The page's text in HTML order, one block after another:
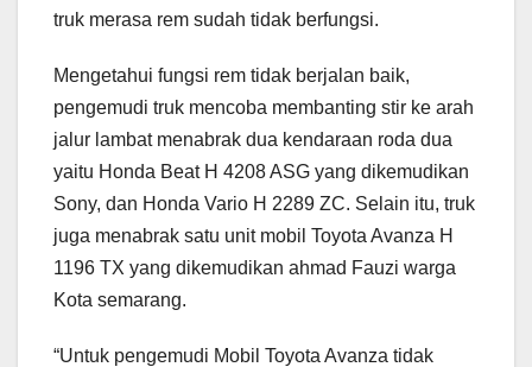
truk merasa rem sudah tidak berfungsi.
Mengetahui fungsi rem tidak berjalan baik,
pengemudi truk mencoba membanting stir ke arah
jalur lambat menabrak dua kendaraan roda dua
yaitu Honda Beat H 4208 ASG yang dikemudikan
Sony, dan Honda Vario H 2289 ZC. Selain itu, truk
juga menabrak satu unit mobil Toyota Avanza H
1196 TX yang dikemudikan ahmad Fauzi warga
Kota semarang.
“Untuk pengemudi Mobil Toyota Avanza tidak